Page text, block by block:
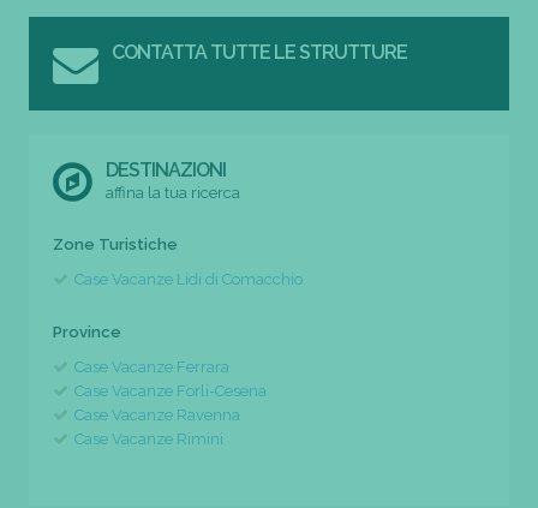
CONTATTA TUTTE LE STRUTTURE
DESTINAZIONI
affina la tua ricerca
Zone Turistiche
Case Vacanze Lidi di Comacchio
Province
Case Vacanze Ferrara
Case Vacanze Forli-Cesena
Case Vacanze Ravenna
Case Vacanze Rimini